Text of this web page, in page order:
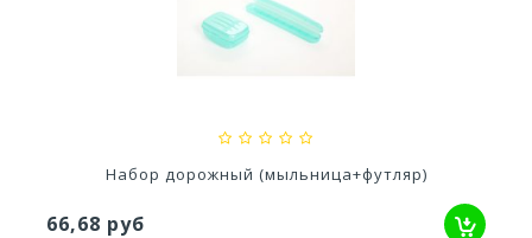
Стол Rodos
Набор дорожный (мыльница+футляр)
66,68 руб